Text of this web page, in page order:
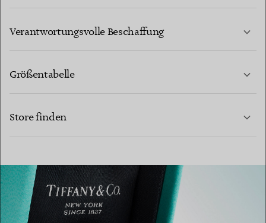
Verantwortungsvolle Beschaffung
MEHR ERFAHREN
Größentabelle
Store finden
EINEN STORE IN IHRER NÄHE FINDEN